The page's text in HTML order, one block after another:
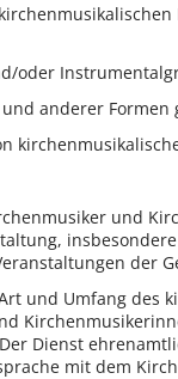
oder
anderer
und
der
und Umfang des
Der Dienst
mit dem